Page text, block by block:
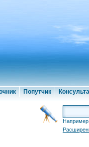
Попутчик
Например: